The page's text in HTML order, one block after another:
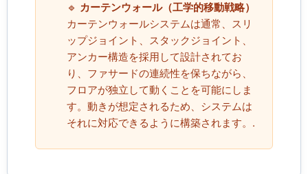
🔹 カーテンウォール（工学的移動戦略）
カーテンウォールシステムは通常、スリ
ップジョイント、スタックジョイント、
アンカー構造を採用して設計されてお
り、ファサードの連続性を保ちながら、
フロアが独立して動くことを可能にしま
す。動きが想定されるため、システムは
それに対応できるように構築されます。.